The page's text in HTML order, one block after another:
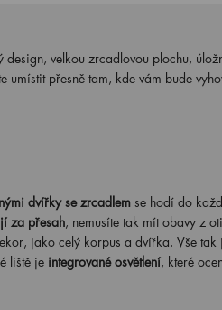
velkou zrcadlovou plochu,
umístit přesně tam, kde vám bude
dvířky se zrcadlemse hodí do
za přesah, nemusíte tak mít obavy z
jako celý korpus a dvířka. Vše tak
liště je integrované osvětlení, které